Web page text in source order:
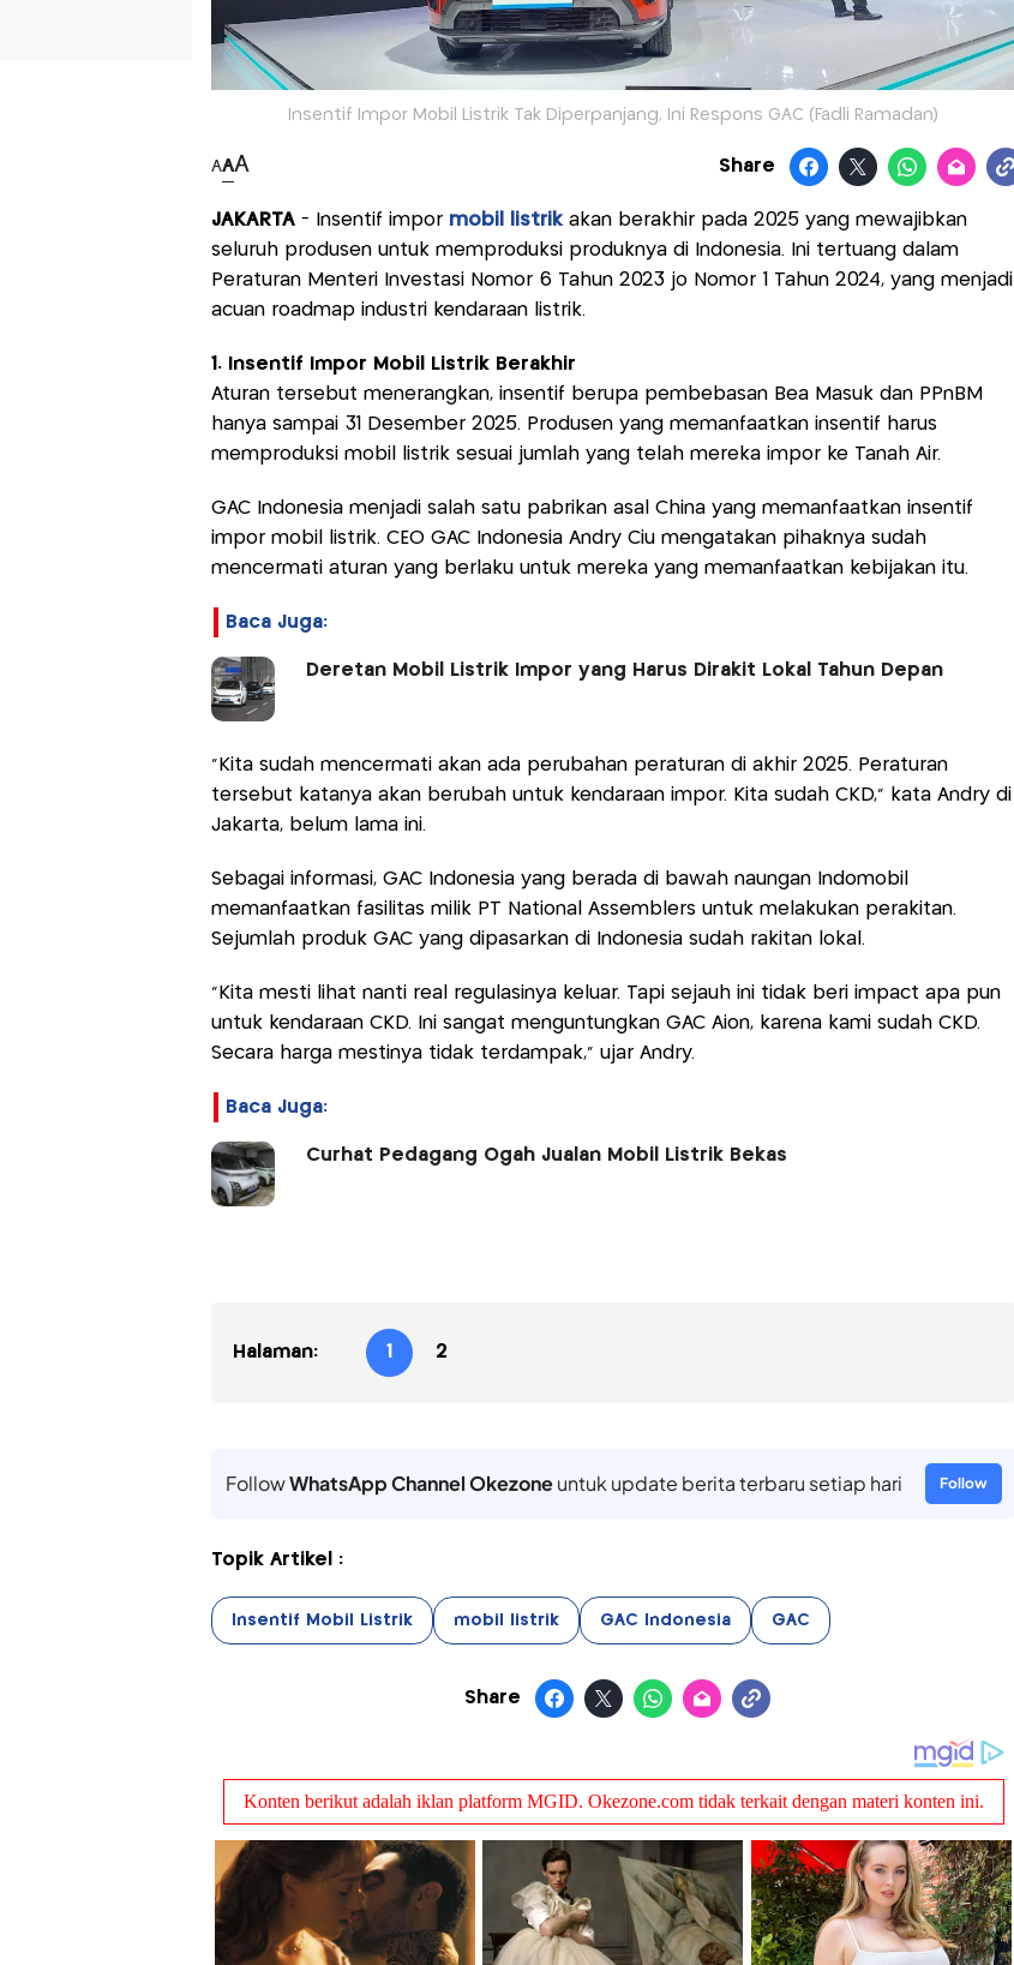
Insentif Impor Mobil Listrik Tak Diperpanjang, Ini Respons GAC (Fadli Ramadan)
AAA Share
JAKARTA- Insentif impor mobil listrik akan berakhir pada 2025 yang mewajibkan
seluruh produsen untuk memproduksi produknya di Indonesia. Ini tertuang dalam
Peraturan Menteri Investasi Nomor 6 Tahun 2023 jo Nomor 1 Tahun 2024, yang menjadi
acuan roadmap industri kendaraan listrik.
1. Insentif Impor Mobil Listrik Berakhir
Aturan tersebut menerangkan, insentif berupa pembebasan Bea Masuk dan PPnBM
hanya sampai 31 Desember 2025. Produsen yang memanfaatkan insentif harus
memproduksi mobil listrik sesuai jumlah yang telah mereka impor ke Tanah Air.
GAC Indonesia menjadi salah satu pabrikan asal China yang memanfaatkan insentif
impor mobil listrik. CEO GAC Indonesia Andry Ciu mengatakan pihaknya sudah
mencermati aturan yang berlaku untuk mereka yang memanfaatkan kebijakan itu.
Baca Juga:
Deretan Mobil Listrik Impor yang Harus Dirakit Lokal Tahun Depan
"Kita sudah mencermati akan ada perubahan peraturan di akhir 2025. Peraturan
tersebut katanya akan berubah untuk kendaraan impor. Kita sudah CKD," kata Andry di
Jakarta, belum lama ini.
Sebagai informasi, GAC Indonesia yang berada di bawah naungan Indomobil
memanfaatkan fasilitas milik PT National Assemblers untuk melakukan perakitan.
Sejumlah produk GAC yang dipasarkan di Indonesia sudah rakitan lokal.
"Kita mesti lihat nanti real regulasinya keluar. Tapi sejauh ini tidak beri impact apa pun
untuk kendaraan CKD. Ini sangat menguntungkan GAC Aion, karena kami sudah CKD.
Secara harga mestinya tidak terdampak," ujar Andry.
Baca Juga:
Curhat Pedagang Ogah Jualan Mobil Listrik Bekas
Halaman: 1 2
FollowWhatsApp Channel Okezoneuntuk update berita terbaru setiap hari Follow
Topik Artikel :
Insentif Mobil Listrik mobil listrik GAC Indonesia GAC
Share